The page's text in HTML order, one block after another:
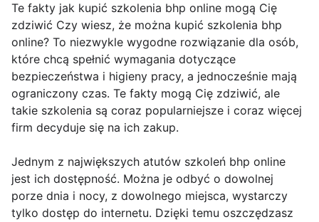
Te fakty jak kupić szkolenia bhp online mogą Cię
zdziwić Czy wiesz, że można kupić szkolenia bhp
online? To niezwykle wygodne rozwiązanie dla osób,
które chcą spełnić wymagania dotyczące
bezpieczeństwa i higieny pracy, a jednocześnie mają
ograniczony czas. Te fakty mogą Cię zdziwić, ale
takie szkolenia są coraz popularniejsze i coraz więcej
firm decyduje się na ich zakup.
Jednym z największych atutów szkoleń bhp online
jest ich dostępność. Można je odbyć o dowolnej
porze dnia i nocy, z dowolnego miejsca, wystarczy
tylko dostęp do internetu. Dzięki temu oszczędzasz